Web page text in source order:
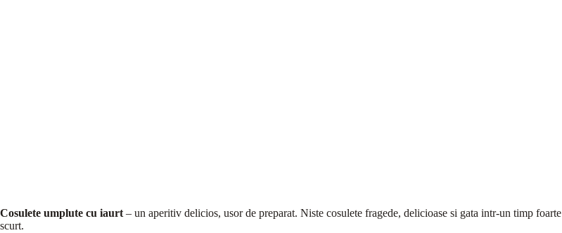
Cosulete umplute cu iaurt – un aperitiv delicios, usor de preparat. Niste cosulete fragede, delicioase si gata intr-un timp foarte
scurt.